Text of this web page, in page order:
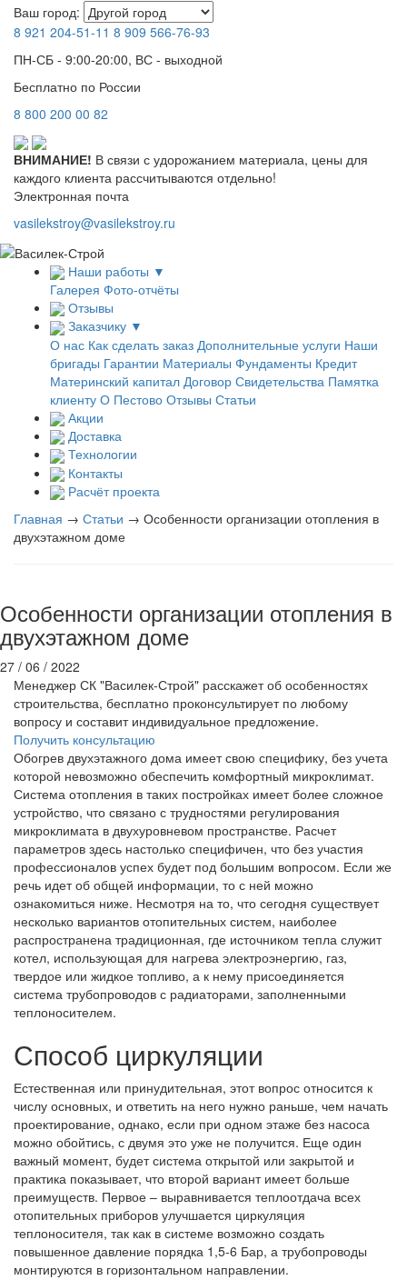
Ваш город:
8 921 204-51-11 8 909 566-76-93
ПН-СБ - 9:00-20:00, ВС - выходной
Бесплатно по России
8 800 200 00 82
ВНИМАНИЕ! В связи с удорожанием материала, цены для
каждого клиента рассчитываются отдельно!
Электронная почта
vasilekstroy@vasilekstroy.ru
Наши работы ▼
Галерея Фото-отчёты
Отзывы
Заказчику ▼
О нас Как сделать заказ Дополнительные услуги Наши
бригады Гарантии Материалы Фундаменты Кредит
Материнский капитал Договор Свидетельства Памятка
клиенту О Пестово Отзывы Статьи
Акции
Доставка
Технологии
Контакты
Расчёт проекта
Главная → Статьи → Особенности организации отопления в
двухэтажном доме
Особенности организации отопления в
двухэтажном доме
27 / 06 / 2022
Менеджер СК "Василек-Строй" расскажет об особенностях
строительства, бесплатно проконсультирует по любому
вопросу и составит индивидуальное предложение.
Получить консультацию
Обогрев двухэтажного дома имеет свою специфику, без учета
которой невозможно обеспечить комфортный микроклимат.
Система отопления в таких постройках имеет более сложное
устройство, что связано с трудностями регулирования
микроклимата в двухуровневом пространстве. Расчет
параметров здесь настолько специфичен, что без участия
профессионалов успех будет под большим вопросом. Если же
речь идет об общей информации, то с ней можно
ознакомиться ниже. Несмотря на то, что сегодня существует
несколько вариантов отопительных систем, наиболее
распространена традиционная, где источником тепла служит
котел, использующая для нагрева электроэнергию, газ,
твердое или жидкое топливо, а к нему присоединяется
система трубопроводов с радиаторами, заполненными
теплоносителем.
Способ циркуляции
Естественная или принудительная, этот вопрос относится к
числу основных, и ответить на него нужно раньше, чем начать
проектирование, однако, если при одном этаже без насоса
можно обойтись, с двумя это уже не получится. Еще один
важный момент, будет система открытой или закрытой и
практика показывает, что второй вариант имеет больше
преимуществ. Первое – выравнивается теплоотдача всех
отопительных приборов улучшается циркуляция
теплоносителя, так как в системе возможно создать
повышенное давление порядка 1,5-6 Бар, а трубопроводы
монтируются в горизонтальном направлении.